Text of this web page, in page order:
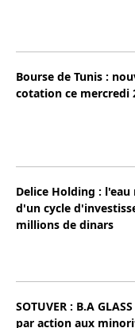
Bourse de Tunis :
cotation ce mercredi
Delice Holding :
d'un cycle
millions de dinars
SOTUVER : B.A
par action aux